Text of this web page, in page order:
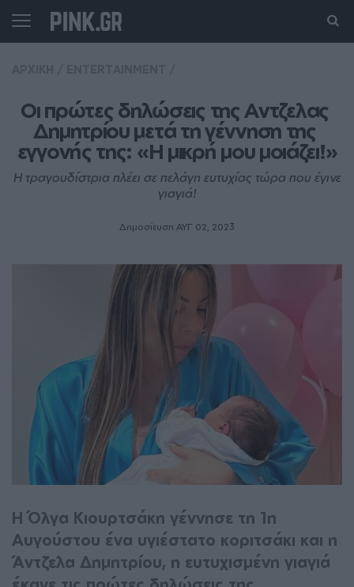
Οι πρώτες δηλώσεις της Αντζελας
Δημητρίου μετά τη γέννηση της
εγγονής της: «Η μικρή μου μοιάζει!»
Η τραγουδίστρια πλέει σε πελάγη ευτυχίας τώρα που έγινε
γιαγιά!
Δημοσίευση ΑΥΓ 02, 2023
H Όλγα Κιουρτσάκη γέννησε τη 1η
Αυγούστου ένα υγιέστατο κοριτσάκι και η
Άντζελα Δημητρίου, η ευτυχισμένη γιαγιά